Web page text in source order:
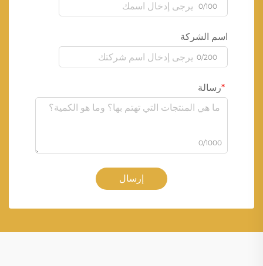
0/100
اسم الشركة
0/200
رسالة
0/1000
إرسال